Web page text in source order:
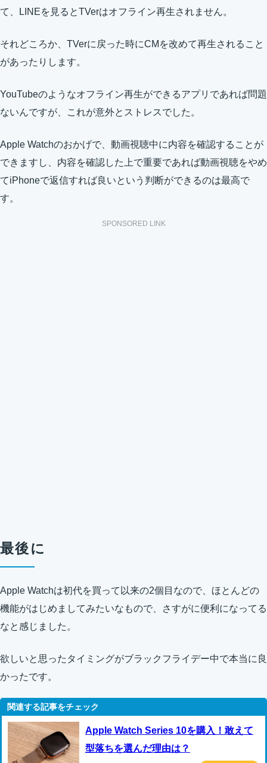
て、LINEを見るとTVerはオフライン再生されません。
それどころか、TVerに戻った時にCMを改めて再生されること
があったりします。
YouTubeのようなオフライン再生ができるアプリであれば問題
ないんですが、これが意外とストレスでした。
Apple Watchのおかげで、動画視聴中に内容を確認することが
できますし、内容を確認した上で重要であれば動画視聴をやめ
てiPhoneで返信すれば良いという判断ができるのは最高で
す。
SPONSORED LINK
最後に
Apple Watchは初代を買って以来の2個目なので、ほとんどの
機能がはじめましてみたいなもので、さすがに便利になってる
なと感じました。
欲しいと思ったタイミングがブラックフライデー中で本当に良
かったです。
Apple Watch Series 10を購入！敢えて
型落ちを選んだ理由は？